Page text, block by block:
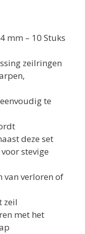
mm – 10 Stuks
zeilringen
te
deze set
stevige
van verloren of
zeil
met het